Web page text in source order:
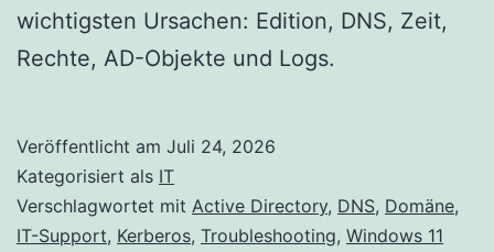
wichtigsten Ursachen: Edition, DNS, Zeit,
Rechte, AD-Objekte und Logs.
Veröffentlicht am Juli 24, 2026
Kategorisiert als IT
Verschlagwortet mit Active Directory, DNS, Domäne,
IT-Support, Kerberos, Troubleshooting, Windows 11